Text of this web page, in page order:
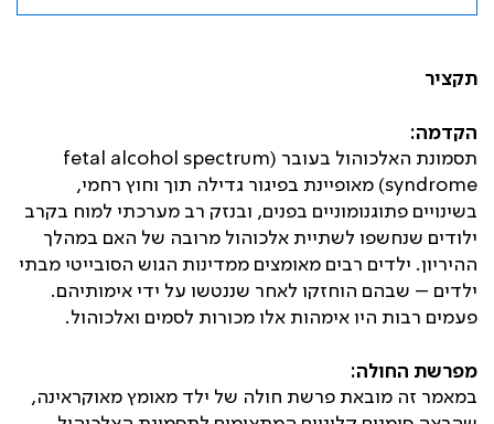
תקציר
הקדמה:
תסמונת האלכוהול בעובר (fetal alcohol spectrum
syndrome) מאופיינת בפיגור גדילה תוך וחוץ רחמי,
בשינויים פתוגנומוניים בפנים, ובנזק רב מערכתי למוח בקרב
ילודים שנחשפו לשתיית אלכוהול מרובה של האם במהלך
ההיריון. ילדים רבים מאומצים ממדינות הגוש הסובייטי מבתי
ילדים – שבהם הוחזקו לאחר שננטשו על ידי אימותיהם.
פעמים רבות היו אימהות אלו מכורות לסמים ואלכוהול.
מפרשת החולה:
במאמר זה מובאת פרשת חולה של ילד מאומץ מאוקראינה,